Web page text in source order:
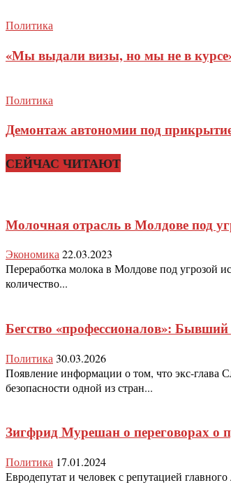
Политика
«Мы выдали визы, но мы не в
Политика
Демонтаж автономии под
СЕЙЧАС ЧИТАЮТ
Молочная отрасль в Молдове под
Экономика22.03.2023
Переработка молока в Молдове под угрозой
количество...
Бегство «профессионалов»:
Политика 30.03.2026
Появление информации о том, что экс-глава
безопасности одной из стран...
Зигфрид Мурешан о переговорах
Политика 17.01.2024
Евродепутат и человек с репутацией